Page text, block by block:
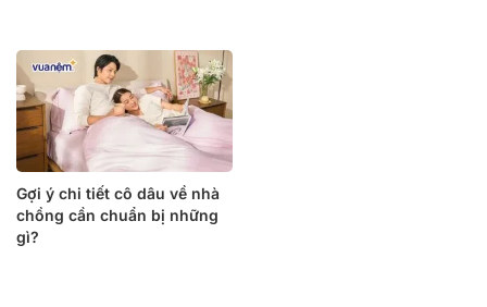
Gợi ý chi tiết cô dâu về nhà
chồng cần chuẩn bị những
gì?